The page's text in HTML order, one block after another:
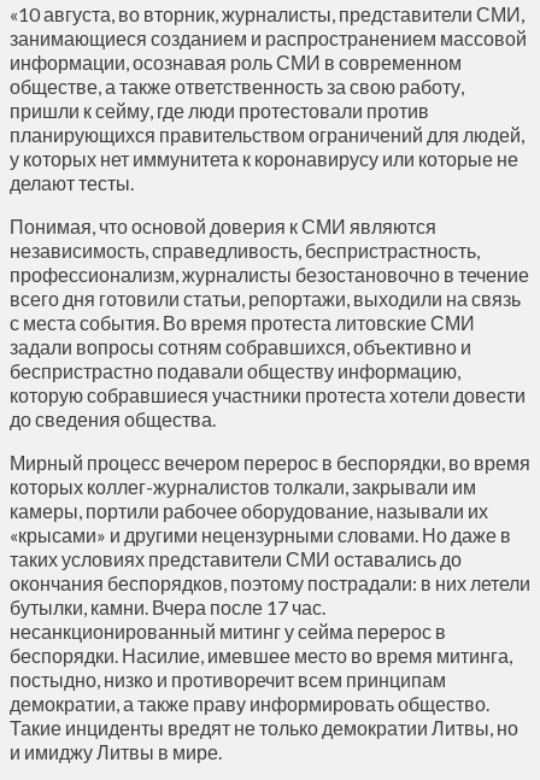
«10 августа, во вторник, журналисты, представители СМИ,
занимающиеся созданием и распространением массовой
информации, осознавая роль СМИ в современном
обществе, а также ответственность за свою работу,
пришли к сейму, где люди протестовали против
планирующихся правительством ограничений для людей,
у которых нет иммунитета к коронавирусу или которые не
делают тесты.
Понимая, что основой доверия к СМИ являются
независимость, справедливость, беспристрастность,
профессионализм, журналисты безостановочно в течение
всего дня готовили статьи, репортажи, выходили на связь
с места события. Во время протеста литовские СМИ
задали вопросы сотням собравшихся, объективно и
беспристрастно подавали обществу информацию,
которую собравшиеся участники протеста хотели довести
до сведения общества.
Мирный процесс вечером перерос в беспорядки, во время
которых коллег-журналистов толкали, закрывали им
камеры, портили рабочее оборудование, называли их
«крысами» и другими нецензурными словами. Но даже в
таких условиях представители СМИ оставались до
окончания беспорядков, поэтому пострадали: в них летели
бутылки, камни. Вчера после 17 час.
несанкционированный митинг у сейма перерос в
беспорядки. Насилие, имевшее место во время митинга,
постыдно, низко и противоречит всем принципам
демократии, а также праву информировать общество.
Такие инциденты вредят не только демократии Литвы, но
и имиджу Литвы в мире.